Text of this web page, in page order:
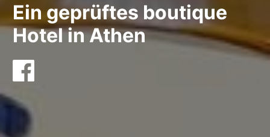
Ein geprüftes boutique
Hotel in Athen